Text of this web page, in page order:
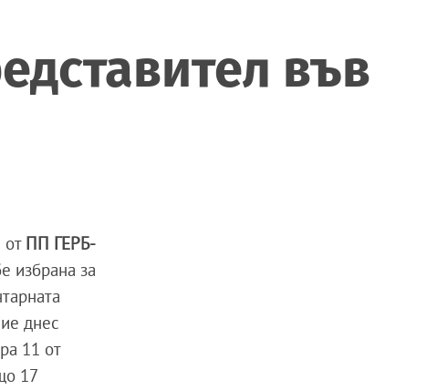
във
от ПП ГЕРБ-
избрана за
днес
11 от
17